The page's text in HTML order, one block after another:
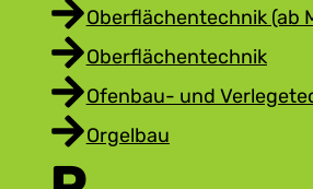
Oberflächentechnik (ab
Oberflächentechnik
Ofenbau- und
Orgelbau